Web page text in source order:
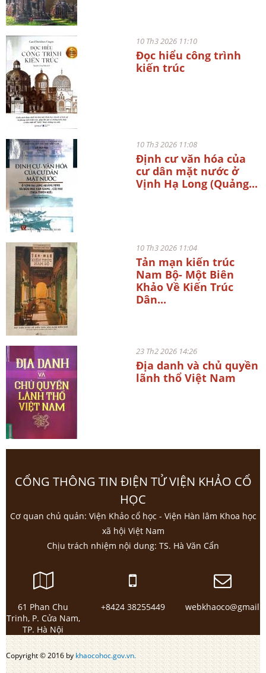
10 Th3 2026 11:10
Đọc hiểu công trình
kiến trúc
10 Th3 2026 11:08
Định cư văn hóa của
cư dân mặt nước ở
Vịnh Hạ Long (Quảng...
10 Th3 2026 11:04
Tản mạn kiến trúc
Nam Bộ- Một Biên
Khảo Về Kiến Trúc
Dân...
23 Th2 2026 14:26
Địa danh và chủ quyền
lãnh thổ Việt Nam
CỔNG THÔNG TIN ĐIỆN TỬ VIỆN KHẢO CỔ
HỌC
Cơ quan chủ quản: Viện Khảo cổ học - Viện Hàn lâm Khoa học
xã hội Việt Nam
Chịu trách nhiệm nội dung: TS. Hà Văn Cẩn
61 Phan Chu
Trinh, P. Cửa Nam,
TP. Hà Nội
+8424 38255449
Copyright © 2016 bykhaocohoc.gov.vn.